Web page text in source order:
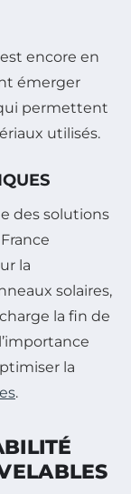
encore en
émerger
permettent
utilisés.
des solutions
la
solaires,
la fin de
la
.